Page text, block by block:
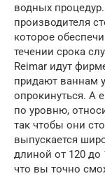
водных
производителя
которое
течении срока
Reimar идут
придают ваннам
опрокинуться. А
по уровню,
так чтобы они
выпускается
длиной от 120
что вы точно